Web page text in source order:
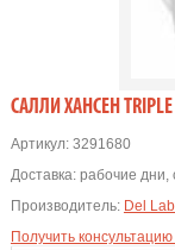
CАЛЛИ ХАНСЕН
Артикул:3291680
Доставка: рабочие дни,
Производитель: Del
Получить